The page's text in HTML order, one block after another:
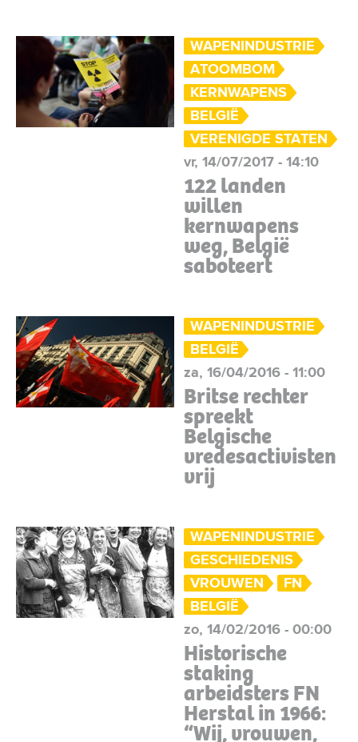
WAPENINDUSTRIE
ATOOMBOM
KERNWAPENS
BELGIË
VERENIGDE STATEN
vr, 14/07/2017 - 14:10
122 landen
willen
kernwapens
weg, België
saboteert
WAPENINDUSTRIE
BELGIË
za, 16/04/2016 - 11:00
Britse rechter
spreekt
Belgische
vredesactivisten
vrij
WAPENINDUSTRIE
GESCHIEDENIS
VROUWEN
FN
BELGIË
zo, 14/02/2016 - 00:00
Historische
staking
arbeidsters FN
Herstal in 1966:
“Wij, vrouwen,